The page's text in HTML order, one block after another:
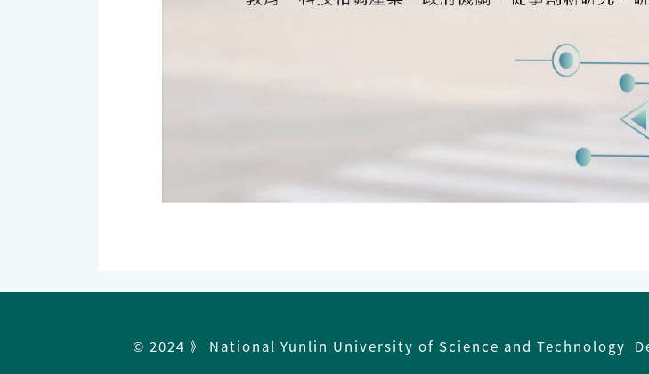
© 2024 》 National Yunlin University of Science and Technology